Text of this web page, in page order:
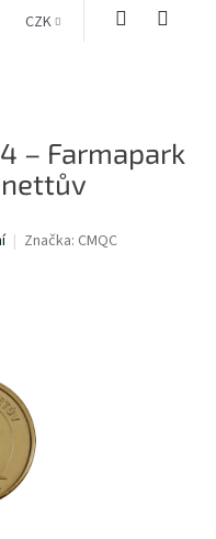
CZK
– Farmapark
Značka: CMQC